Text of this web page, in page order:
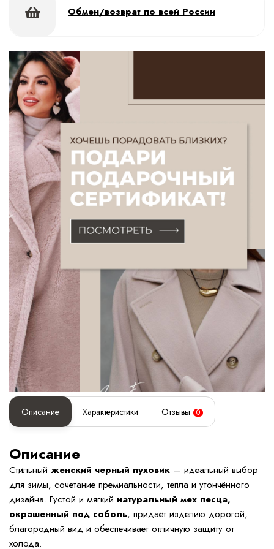
Обмен/возврат по всей России
Описание Характеристики Отзывы 0
Описание
Стильный женский черный пуховик — идеальный выбор
для зимы, сочетание премиальности, тепла и утончённого
дизайна. Густой и мягкий натуральный мех песца,
окрашенный под соболь, придаёт изделию дорогой,
благородный вид и обеспечивает отличную защиту от
холода.